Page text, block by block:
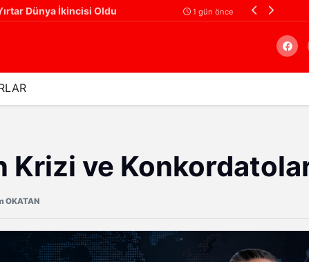
Dünya İkincisi Oldu 1 gün önce
Arama
Krizi ve
OKATAN